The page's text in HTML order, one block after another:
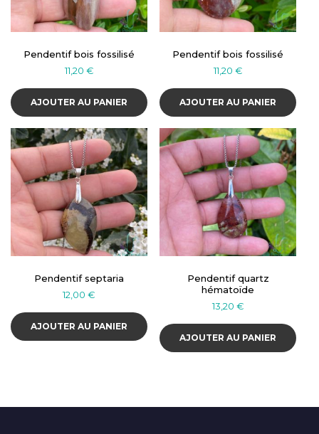
Pendentif bois fossilisé
11,20 €
AJOUTER AU PANIER
Pendentif bois fossilisé
11,20 €
AJOUTER AU PANIER
Pendentif septaria
12,00€
AJOUTER AU PANIER
Pendentif quartz
hématoïde
13,20 €
AJOUTER AU PANIER